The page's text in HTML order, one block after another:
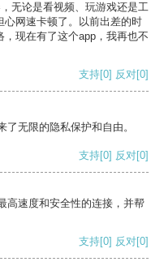
无论是看视频、玩游戏还是工
网速卡顿了。以前出差的时
现在有了这个app，我再也不
支持[0] 反对[0]
无限的隐私保护和自由。
支持[0] 反对[0]
高速度和安全性的连接，并帮
支持[0] 反对[0]